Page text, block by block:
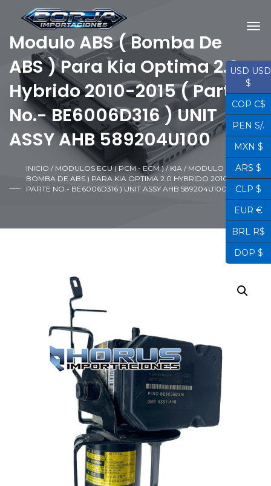
Modulo ABS ( Bomba De
ABS ) Para Kia Optima 2.0
Hybrido 2010-2015 ( Parte
No.- BE6006D316 ) UNIT
ASSY AHB 589204U100
INICIO / MÓDULOS ECU ( PCM - ECM )/ KIA / MODULO ABS (
BOMBA DE ABS ) PARA KIA OPTIMA 2.0 HYBRIDO 2010-2015 (
PARTE NO.- BE6006D316 ) UNIT ASSY AHB 589204U100
USD USD
$
COP C$
PEN S/.
MXN $
ARS $
CLP $
EUR €
BRL R$
DOP $